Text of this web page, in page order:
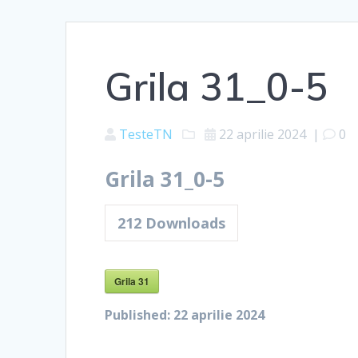
Grila 31_0-5
TesteTN 22 aprilie 2024| 0
Grila 31_0-5
212 Downloads
Grila 31
Published: 22 aprilie 2024